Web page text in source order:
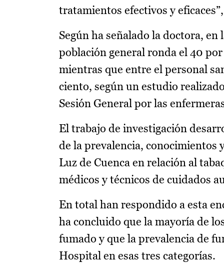
tratamientos efectivos y
Según ha señalado la doctora,
población general ronda el 40
mientras que entre el personal
ciento, según un estudio
Sesión General por las
El trabajo de investigación
de la prevalencia,
Luz de Cuenca en relación al
médicos y técnicos de cuidados
En total han respondido a esta
ha concluido que la mayoría de
fumado y que la prevalencia de
Hospital en esas tres categorías.